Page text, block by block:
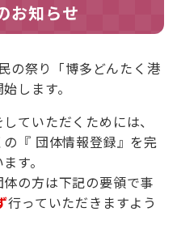
お知らせ
の祭り「博多どんたく港
します。
ていただくためには、
『 団体情報登録』を完
す。
の方は下記の要領で事
行っていただきますよう